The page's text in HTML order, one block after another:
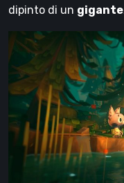
dipinto di un gigante